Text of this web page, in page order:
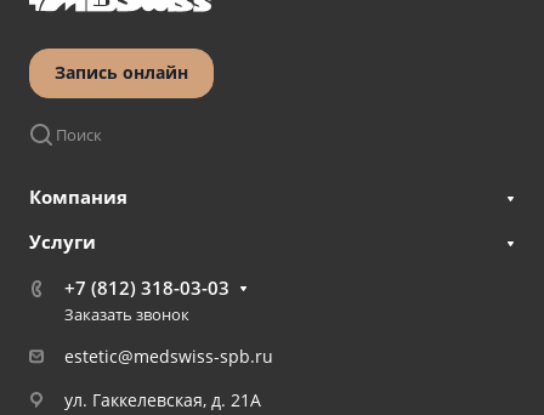
Запись онлайн
Поиск
Компания
Услуги
+7 (812) 318-03-03
Заказать звонок
estetic@medswiss-spb.ru
ул. Гаккелевская, д. 21А